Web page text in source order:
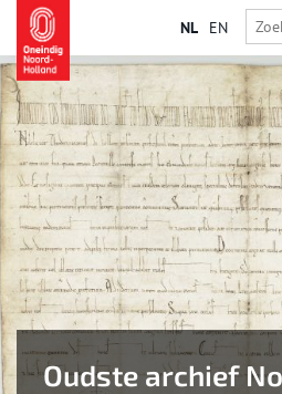
NL EN
Oudste archief